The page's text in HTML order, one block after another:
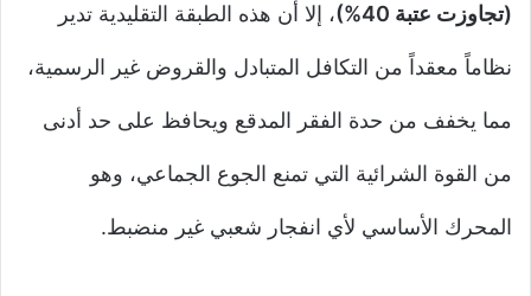
(تجاوزت عتبة 40%) ، إلا أن هذه الطبقة التقليدية تدير
نظاماً معقداً من التكافل المتبادل والقروض غير الرسمية،
مما يخفف من حدة الفقر المدقع ويحافظ على حد أدنى
من القوة الشرائية التي تمنع الجوع الجماعي، وهو
المحرك الأساسي لأي انفجار شعبي غير منضبط.